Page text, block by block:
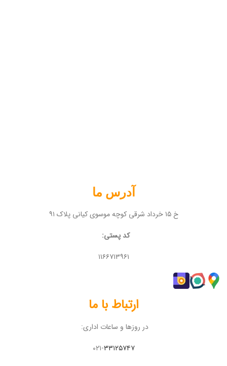
آدرس ما
خ ۱۵ خرداد شرقی کوچه موسوی کیانی پلاک ۹۱
کد پستی:
۱۱۶۶۷۱۳۹۶۱
ارتباط با ما
در روزها و ساعات اداری:
۰۲۱-۳۳۱۲۵۷۴۷